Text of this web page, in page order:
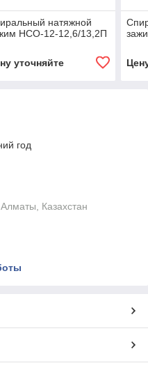
натяжной
НСО-12-12,6/13,2П
уточняйте
год
Казахстан